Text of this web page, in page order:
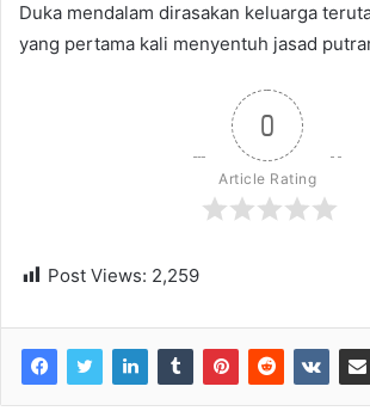
Duka mendalam dirasakan keluarga
yang pertama kali menyentuh jasad
0
Article Rating
Post Views: 2,259